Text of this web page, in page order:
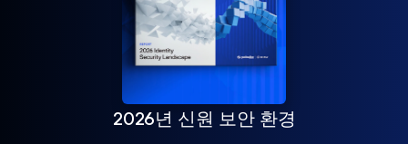
2026년 신원 보안 환경